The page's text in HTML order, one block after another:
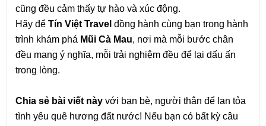
cũng đều cảm thấy tự hào và xúc động.
Hãy để Tín Việt Travel đồng hành cùng bạn trong hành
trình khám phá Mũi Cà Mau, nơi mà mỗi bước chân
đều mang ý nghĩa, mỗi trải nghiệm đều để lại dấu ấn
trong lòng.
Chia sẻ bài viết này với bạn bè, người thân để lan tỏa
tình yêu quê hương đất nước! Nếu bạn có bất kỳ câu